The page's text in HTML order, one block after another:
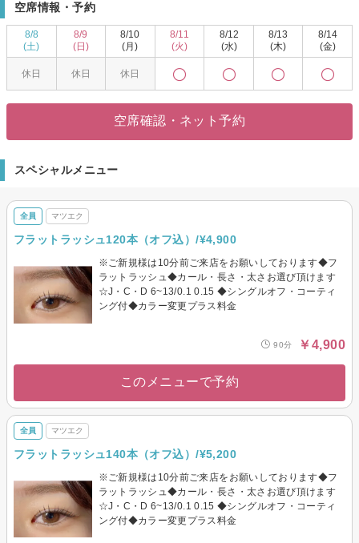
インをご提案♪
オシャレでHappyな毎日を送りませんか？一緒にお客様の魅力を引き出しま
す！
空席情報・予約
8/8
(土)
休日
8/9
(日)
休日
8/10
(月)
休日
8/11
(火)
8/12
(水)
8/13
(木)
8/14
(金)
空席確認・ネット予約
スペシャルメニュー
全員 マツエク
フラットラッシュ120本（オフ込）/¥4,900
※ご新規様は10分前ご来店をお願いしております◆フ
ラットラッシュ◆カール・長さ・太さお選び頂けます
☆J・C・D 6~13/0.1 0.15 ◆シングルオフ・コーティ
ング付◆カラー変更プラス料金
90分 ￥4,900
このメニューで予約
全員 マツエク
フラットラッシュ140本（オフ込）/¥5,200
※ご新規様は10分前ご来店をお願いしております◆フ
ラットラッシュ◆カール・長さ・太さお選び頂けます
☆J・C・D 6~13/0.1 0.15 ◆シングルオフ・コーティ
ング付◆カラー変更プラス料金